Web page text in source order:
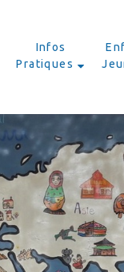
Infos
Pratiques